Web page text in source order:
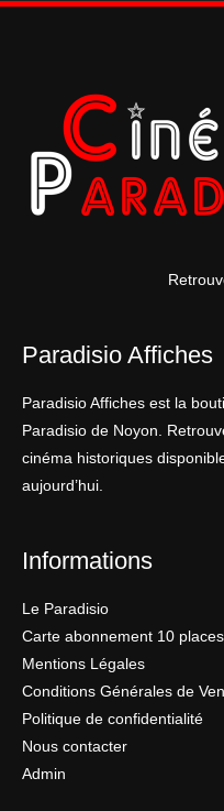
Paradisio Affiches
Paradisio Affiches est la
Paradisio de Noyon.
cinéma historiques
aujourd’hui.
Informations
Le Paradisio
Carte abonnement 10 places
Mentions Légales
Conditions Générales de
Politique de confidentialité
Nous contacter
Admin